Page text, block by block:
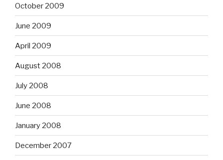
October 2009
June 2009
April 2009
August 2008
July 2008
June 2008
January 2008
December 2007